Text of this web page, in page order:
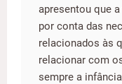
apresentou que
por conta das
relacionados às
relacionar com
sempre a